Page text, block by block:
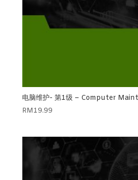
电脑维护- 第1级 – Computer
RM19.99